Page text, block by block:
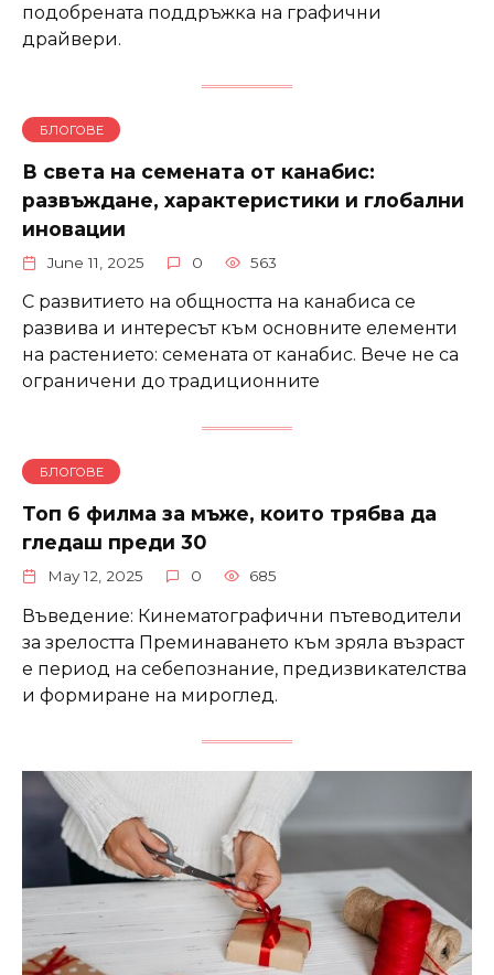
подобрената поддръжка на графични
драйвери.
БЛОГОВЕ
В света на семената от канабис:
развъждане, характеристики и глобални
иновации
June 11, 2025 0 563
С развитието на общността на канабиса се
развива и интересът към основните елементи
на растението: семената от канабис. Вече не са
ограничени до традиционните
БЛОГОВЕ
Топ 6 филма за мъже, които трябва да
гледаш преди 30
May 12, 2025 0 685
Въведение: Кинематографични пътеводители
за зрелостта Преминаването към зряла възраст
е период на себепознание, предизвикателства
и формиране на мироглед.